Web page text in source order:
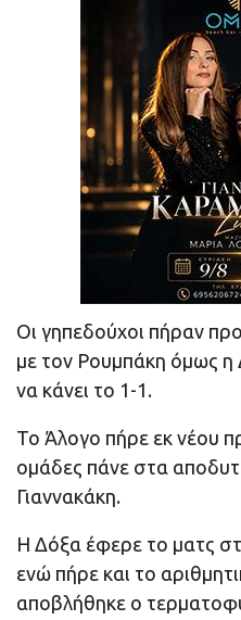
Οι γηπεδούχοι πήραν
με τον Ρουμπάκη όμως
να κάνει το 1-1.
Το Άλογο πήρε εκ νέου
ομάδες πάνε στα
Γιαννακάκη.
Η Δόξα έφερε το ματς
ενώ πήρε και το
αποβλήθηκε ο